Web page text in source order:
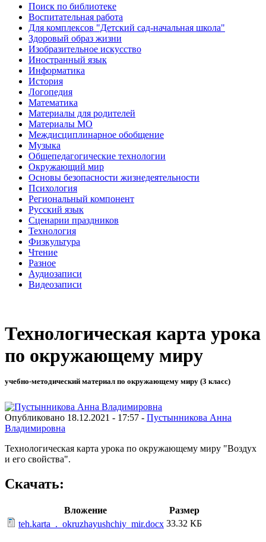
Поиск по библиотеке
Воспитательная работа
Для комплексов "Детский сад-начальная школа"
Здоровый образ жизни
Изобразительное искусство
Иностранный язык
Информатика
История
Логопедия
Математика
Материалы для родителей
Материалы МО
Междисциплинарное обобщение
Музыка
Общепедагогические технологии
Окружающий мир
Основы безопасности жизнедеятельности
Психология
Региональный компонент
Русский язык
Сценарии праздников
Технология
Физкультура
Чтение
Разное
Аудиозаписи
Видеозаписи
Технологическая карта урока
по окружающему миру
учебно-методический материал по окружающему миру (3 класс)
Опубликовано 18.12.2021 - 17:57 - Пустынникова Анна
Владимировна
Технологическая карта урока по окружающему миру "Воздух
и его свойства".
Скачать:
Вложение
Размер
teh.karta_._okruzhayushchiy_mir.docx 33.32 КБ